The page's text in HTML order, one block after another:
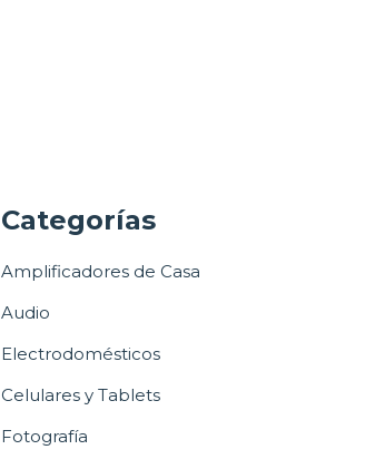
Categorías
Amplificadores de Casa
Audio
Electrodomésticos
Celulares y Tablets
Fotografía